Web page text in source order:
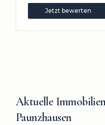
Jetzt bewerten
Aktuelle
Paunzhausen